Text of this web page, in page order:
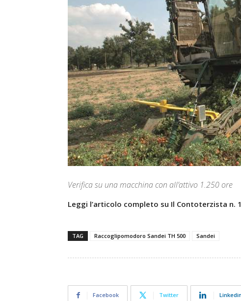
Verifica su una macchina con all’attivo 1.250 ore
Leggi l’articolo completo su Il Contoterzista n.
TAG Raccoglipomodoro Sandei TH 500 Sandei
Facebook Twitter Linkedin